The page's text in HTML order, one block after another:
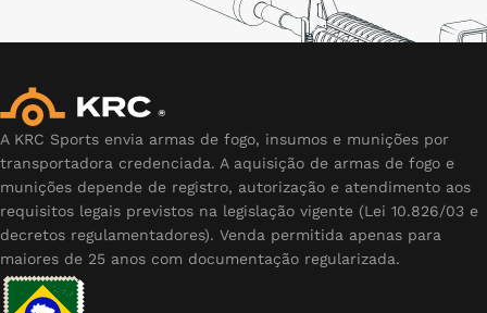
A KRC Sports envia armas de fogo, insumos e munições por
transportadora credenciada. A aquisição de armas de fogo e
munições depende de registro, autorização e atendimento aos
requisitos legais previstos na legislação vigente (Lei 10.826/03 e
decretos regulamentadores). Venda permitida apenas para
maiores de 25 anos com documentação regularizada.